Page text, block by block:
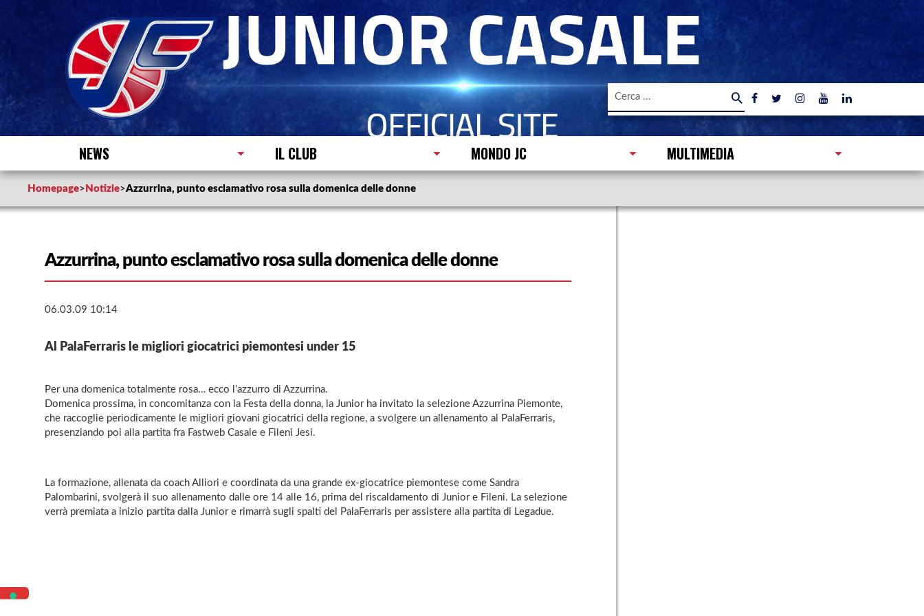
Ricerca
NEWS IL CLUB MONDO JC MULTIMEDIA
Homepage> Notizie>Azzurrina, punto esclamativo rosa sulla domenica delle donne
Azzurrina, punto esclamativo rosa sulla domenica delle donne
06.03.09 10:14
Al PalaFerraris le migliori giocatrici piemontesi under 15
Per una domenica totalmente rosa… ecco l’azzurro di Azzurrina.
Domenica prossima, in concomitanza con la Festa della donna, la Junior ha invitato la selezione Azzurrina Piemonte,
che raccoglie periodicamente le migliori giovani giocatrici della regione, a svolgere un allenamento al PalaFerraris,
presenziando poi alla partita fra Fastweb Casale e Fileni Jesi.
La formazione, allenata da coach Alliori e coordinata da una grande ex-giocatrice piemontese come Sandra
Palombarini, svolgerà il suo allenamento dalle ore 14 alle 16, prima del riscaldamento di Junior e Fileni. La selezione
verrà premiata a inizio partita dalla Junior e rimarrà sugli spalti del PalaFerraris per assistere alla partita di Legadue.